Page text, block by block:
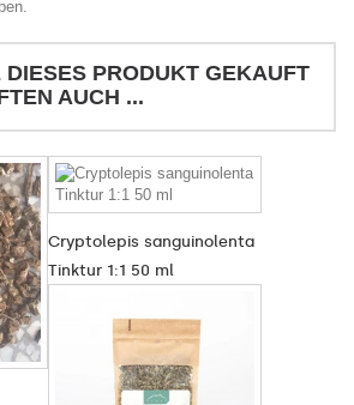
DIESES PRODUKT GEKAUFT
AUCH ...
Cryptolepis sanguinolenta
Tinktur 1:1 50 ml